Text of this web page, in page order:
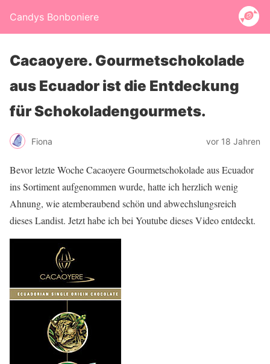
Candys Bonboniere
Cacaoyere. Gourmetschokolade
aus Ecuador ist die Entdeckung
für Schokoladengourmets.
Fiona vor 18 Jahren
Bevor letzte Woche Cacaoyere Gourmetschokolade aus Ecuador
ins Sortiment aufgenommen wurde, hatte ich herzlich wenig
Ahnung, wie atemberaubend schön und abwechslungsreich
dieses Landist. Jetzt habe ich bei Youtube dieses Video entdeckt.